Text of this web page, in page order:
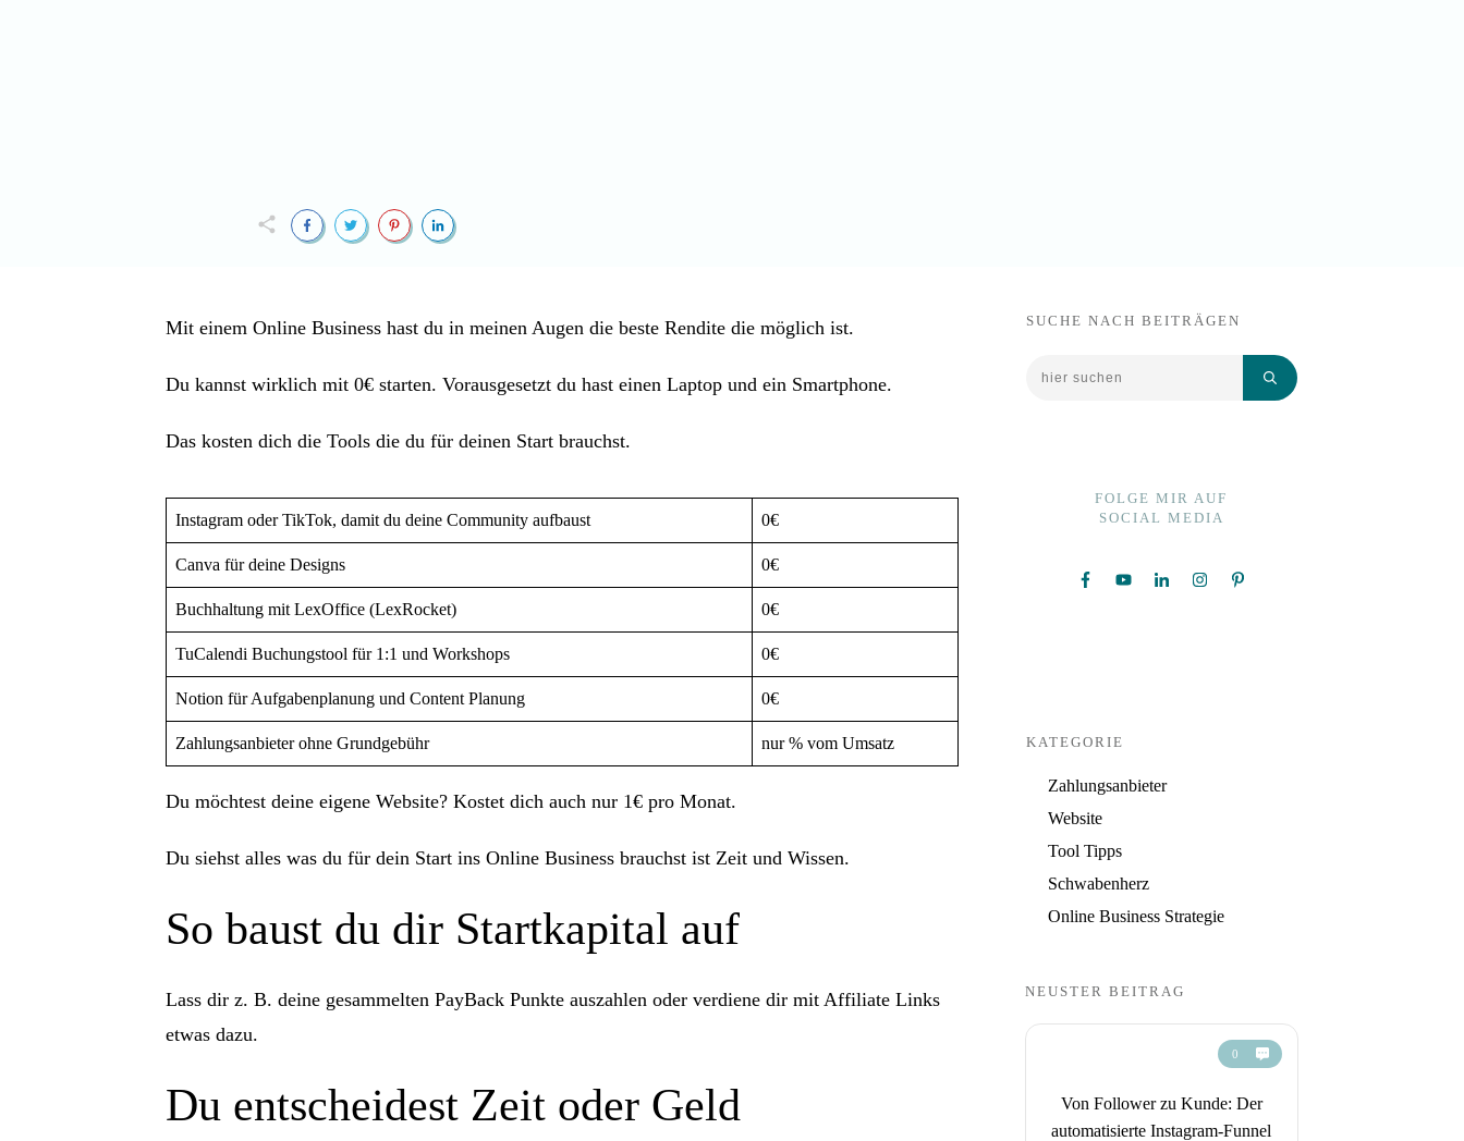
Mit einem Online Business hast du in meinen Augen die beste Rendite die möglich ist.
Du kannst wirklich mit 0€ starten. Vorausgesetzt du hast einen Laptop und ein Smartphone.
Das kosten dich die Tools die du für deinen Start brauchst.
Instagram oder TikTok, damit du deine Community aufbaust 0€
Canva für deine Designs 0€
Buchhaltung mit LexOffice (LexRocket) 0€
TuCalendi Buchungstool für 1:1 und Workshops 0€
Notion für Aufgabenplanung und Content Planung 0€
Zahlungsanbieter ohne Grundgebühr nur % vom Umsatz
Du möchtest deine eigene Website? Kostet dich auch nur 1€ pro Monat.
Du siehst alles was du für dein Start ins Online Business brauchst ist Zeit und Wissen.
So baust du dir Startkapital auf
Lass dir z. B. deine gesammelten PayBack Punkte auszahlen oder verdiene dir mit Affiliate Links
etwas dazu.
Du entscheidest Zeit oder Geld
SUCHE NACH BEITRÄGEN
FOLGE MIR AUF
SOCIAL MEDIA
KATEGORIE
Zahlungsanbieter
Website
Tool Tipps
Schwabenherz
Online Business Strategie
NEUSTER BEITRAG
0
Von Follower zu Kunde: Der
automatisierte Instagram-Funnel